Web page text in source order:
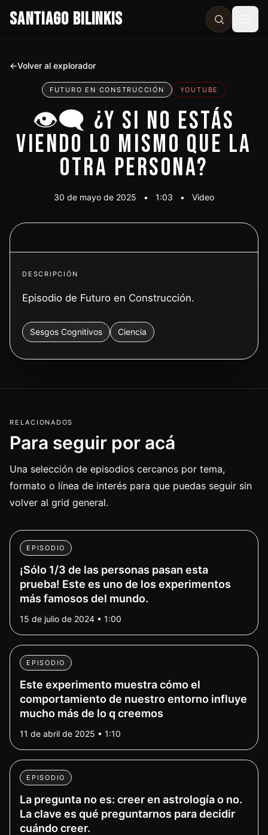
SANTIAGO BILINKIS
←Volver al explorador
FUTURO EN CONSTRUCCIÓN YOUTUBE
👁‍🗨 ¿Y SI NO ESTÁS
VIENDO LO MISMO QUE LA
OTRA PERSONA?
30 de mayo de 2025 • 1:03 • Video
DESCRIPCIÓN
Episodio de Futuro en Construcción.
Sesgos Cognitivos Ciencia
RELACIONADOS
Para seguir por acá
Una selección de episodios cercanos por tema,
formato o línea de interés para que puedas seguir sin
volver al grid general.
EPISODIO
¡Sólo 1/3 de las personas pasan esta
prueba! Este es uno de los experimentos
más famosos del mundo.
15 de julio de 2024 • 1:00
EPISODIO
Este experimento muestra cómo el
comportamiento de nuestro entorno influye
mucho más de lo q creemos
11 de abril de 2025 • 1:10
EPISODIO
La pregunta no es: creer en astrología o no.
La clave es qué preguntarnos para decidir
cuándo creer.